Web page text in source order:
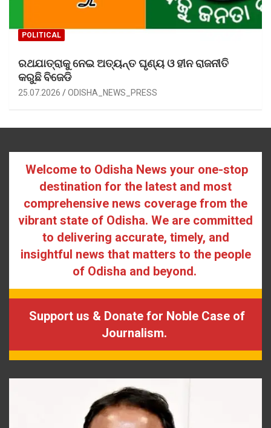
POLITICAL
ରଥଯାତ୍ରାକୁ ନେଇ ଅତ୍ୟନ୍ତ ଘୃଣ୍ୟ ଓ ହୀନ ରାଜନୀତି
କରୁଛି ବିଜେଡି
25.07.2026 ODISHA_NEWS_PRESS
Welcome to Odisha News your one-stop
destination for the latest and most
comprehensive news coverage from the
vibrant state of Odisha. We are committed
to delivering accurate, timely, and
insightful news that matters to the people
of Odisha and beyond.
Support us & Donate for Noble Case of
Journalism.